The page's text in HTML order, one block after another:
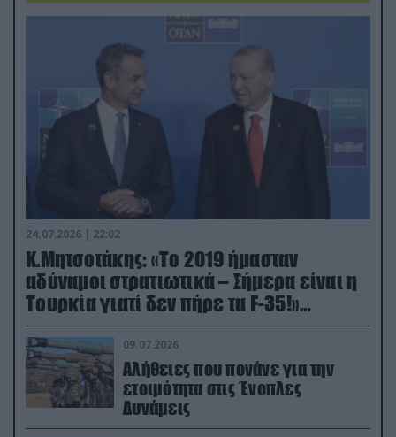
24.07.2026 | 22:02
Κ.Μητσοτάκης: «Το 2019 ήμασταν
αδύναμοι στρατιωτικά – Σήμερα είναι η
Τουρκία γιατί δεν πήρε τα F-35!»
(βίντεο)
09.07.2026
Αλήθειες που πονάνε για την
ετοιμότητα στις Ένοπλες
Δυνάμεις